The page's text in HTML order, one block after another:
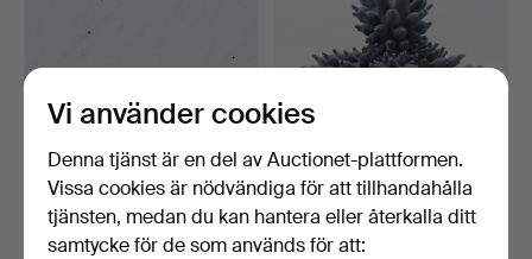
HANS ISAKSSON. "Black
old Sun", skulptur, …
Klubbades 10 maj 2026
EVA ZETHRAEUS. Skulptur,
signerad och date…
Vi använder cookies
Denna tjänst är en del av Auctionet-plattformen.
Vissa cookies är nödvändiga för att tillhandahålla
tjänsten, medan du kan hantera eller återkalla ditt
samtycke för de som används för att: